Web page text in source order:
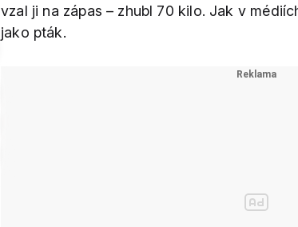
vzal ji na zápas – zhubl 70 kilo. Jak v
jako pták.